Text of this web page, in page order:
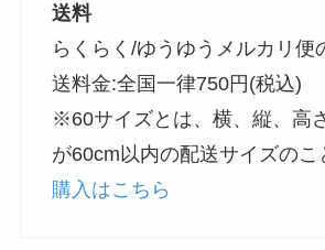
送料
らくらく/ゆうゆうメルカリ便
送料金:全国一律750円(税込)
※60サイズとは、横、縦、高
が60cm以内の配送サイズのこ
購入はこちら